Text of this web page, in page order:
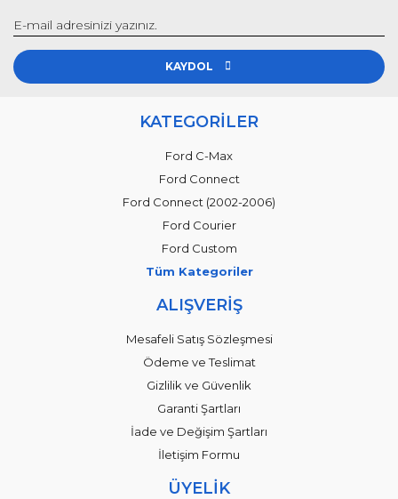
KAYDOL
KATEGORİLER
Ford C-Max
Ford Connect
Ford Connect (2002-2006)
Ford Courier
Ford Custom
Tüm Kategoriler
ALIŞVERİŞ
Mesafeli Satış Sözleşmesi
Ödeme ve Teslimat
Gizlilik ve Güvenlik
Garanti Şartları
İade ve Değişim Şartları
İletişim Formu
ÜYELİK